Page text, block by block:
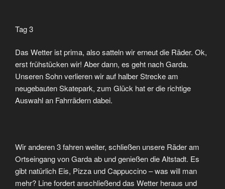
Tag 3
Das Wetter ist prima, also satteln wir erneut die Räder. Ok,
erst frühstücken wir! Aber dann, es geht nach Garda.
Unseren Sohn verlieren wir auf halber Strecke am
neugebauten Skatepark, zum Glück hat er die richtige
Auswahl an Fahrrädern dabei.
Wir anderen 3 fahren weiter, schließen unsere Räder am
Ortseingang von Garda ab und genießen die Altstadt. Es
gibt natürlich Eis, Pizza und Cappuccino – was will man
mehr? Line fordert anschließend das Wetter heraus und